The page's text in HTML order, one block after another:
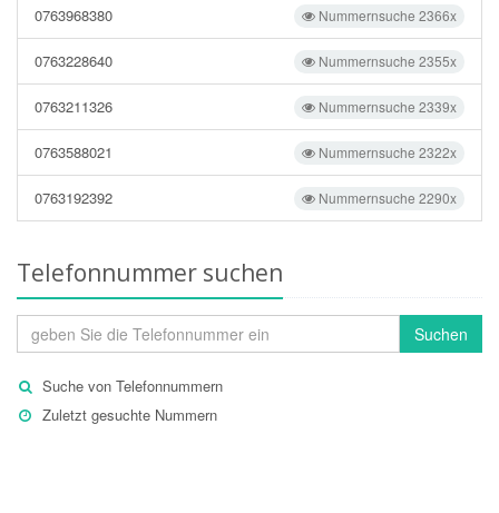
Nummernsuche 2366x
0763968380
Nummernsuche 2355x
0763228640
Nummernsuche 2339x
0763211326
Nummernsuche 2322x
0763588021
Nummernsuche 2290x
0763192392
Telefonnummer suchen
Suchen
Suche von Telefonnummern
Zuletzt gesuchte Nummern